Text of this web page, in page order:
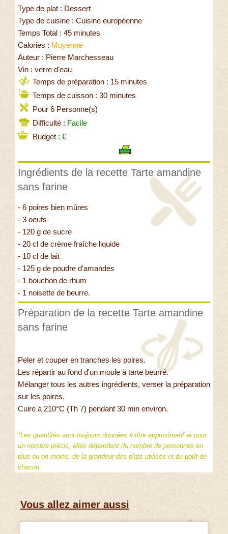
Type de plat : Dessert
Type de cuisine : Cuisine européenne
Temps Total : 45 minutes
Calories : Moyenne
Auteur : Pierre Marchesseau
Vin : verre d'eau
Temps de préparation : 15 minutes
Temps de cuisson : 30 minutes
Pour 6 Personne(s)
Difficulté : Facile
Budget : €
Ingrédients de la recette Tarte amandine
sans farine
- 6 poires bien mûres
- 3 oeufs
- 120 g de sucre
- 20 cl de crème fraîche liquide
- 10 cl de lait
- 125 g de poudre d'amandes
- 1 bouchon de rhum
- 1 noisette de beurre.
Préparation de la recette Tarte amandine
sans farine
Peler et couper en tranches les poires.
Les répartir au fond d'un moule à tarte beurré.
Mélanger tous les autres ingrédients, verser la préparation
sur les poires.
Cuire à 210°C (Th 7) pendant 30 min environ.
*Les quantités sont toujours données à titre approximatif et pour
un nombre précis, elles dépendent du nombre de personnes en
plus ou en moins, de la grandeur des plats utilisés et du goût de
chacun.
Vous allez aimer aussi